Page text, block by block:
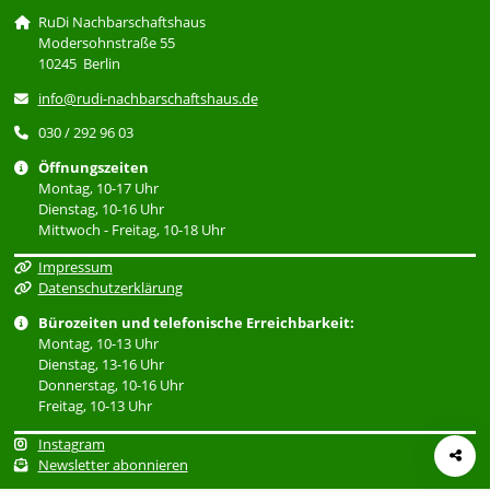
RuDi Nachbarschaftshaus
Modersohnstraße 55
10245 Berlin
info@rudi-nachbarschaftshaus.de
030 / 292 96 03
Öffnungszeiten
Montag, 10-17 Uhr
Dienstag, 10-16 Uhr
Mittwoch - Freitag, 10-18 Uhr
Impressum
Datenschutzerklärung
Bürozeiten und telefonische Erreichbarkeit:
Montag, 10-13 Uhr
Dienstag, 13-16 Uhr
Donnerstag, 10-16 Uhr
Freitag, 10-13 Uhr
Instagram
Newsletter abonnieren